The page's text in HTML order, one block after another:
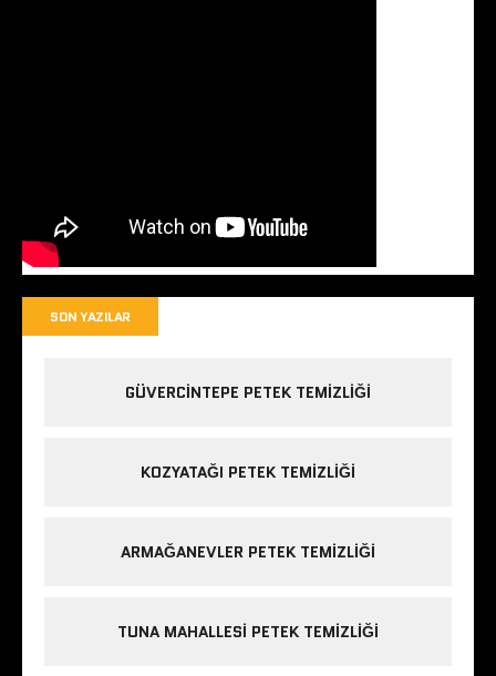
SON YAZILAR
GÜVERCINTEPE PETEK TEMIZLIĞI
KOZYATAĞI PETEK TEMIZLIĞI
ARMAĞANEVLER PETEK TEMIZLIĞI
TUNA MAHALLESI PETEK TEMIZLIĞI